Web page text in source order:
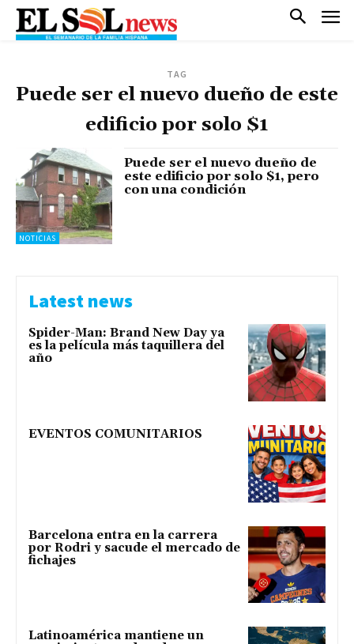
TAG
Puede ser el nuevo dueño de este
edificio por solo $1
NOTICIAS
Puede ser el nuevo dueño de
este edificio por solo $1, pero
con una condición
Latest news
Spider-Man: Brand New Day ya
es la película más taquillera del
año
EVENTOS COMUNITARIOS
Barcelona entra en la carrera
por Rodri y sacude el mercado de
fichajes
Latinoamérica mantiene un